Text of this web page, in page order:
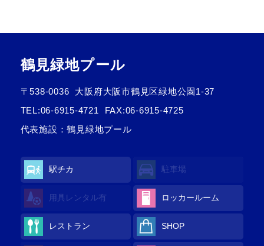
鶴見緑地プール
〒538-0036
大阪府大阪市鶴見区緑地公園1-37
TEL:06-6915-4721
FAX:06-6915-4725
代表施設：鶴見緑地プール
駅チカ 駐車場
用具レンタル有 ロッカールーム
レストラン SHOP